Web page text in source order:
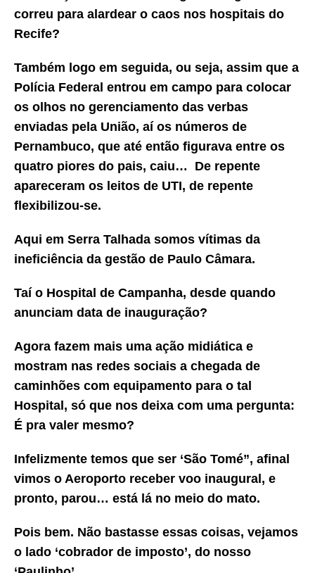
correu para alardear o caos nos hospitais do
Recife?
Também logo em seguida, ou seja, assim que a
Polícia Federal entrou em campo para colocar
os olhos no gerenciamento das verbas
enviadas pela União, aí os números de
Pernambuco, que até então figurava entre os
quatro piores do pais, caiu… De repente
apareceram os leitos de UTI, de repente
flexibilizou-se.
Aqui em Serra Talhada somos vítimas da
ineficiência da gestão de Paulo Câmara.
Taí o Hospital de Campanha, desde quando
anunciam data de inauguração?
Agora fazem mais uma ação midiática e
mostram nas redes sociais a chegada de
caminhões com equipamento para o tal
Hospital, só que nos deixa com uma pergunta:
É pra valer mesmo?
Infelizmente temos que ser ‘São Tomé”, afinal
vimos o Aeroporto receber voo inaugural, e
pronto, parou… está lá no meio do mato.
Pois bem. Não bastasse essas coisas, vejamos
o lado ‘cobrador de imposto’, do nosso